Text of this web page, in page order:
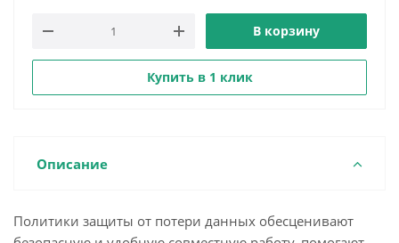
В корзину
Купить в 1 клик
Описание
Политики защиты от потери данных обесценивают